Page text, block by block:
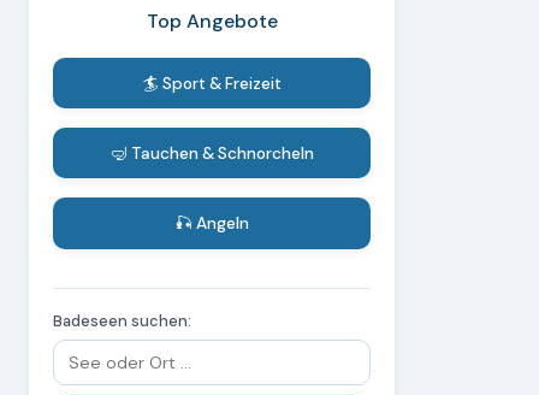
Top Angebote
🏄 Sport & Freizeit
🤿 Tauchen & Schnorcheln
🎣 Angeln
Badeseen suchen: